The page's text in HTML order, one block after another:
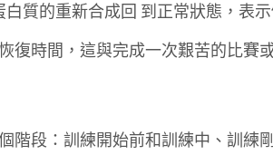
質的重新合成回 到正常狀態，表
復時間，這與完成一次艱苦的比賽
階段：訓練開始前和訓練中、訓練